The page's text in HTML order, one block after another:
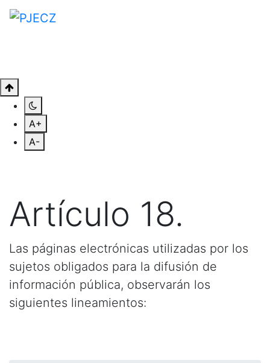
A+
A-
Artículo 18.
Las páginas electrónicas utilizadas por los
sujetos obligados para la difusión de
información pública, observarán los
siguientes lineamientos: